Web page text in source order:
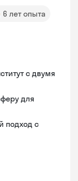
6 лет опыта
с двумя
для
подход с